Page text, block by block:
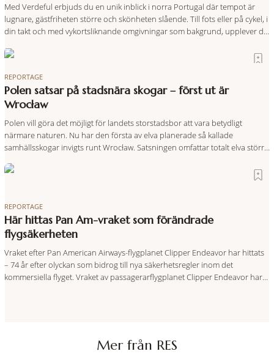
Med Verdeful erbjuds du en unik inblick i norra Portugal där tempot är
lugnare, gästfriheten större och skönheten slående. Till fots eller på cykel, i
din takt och med vykortsliknande omgivningar som bakgrund, upplever du
och sagolika landskap – detta är slow travel när det
REPORTAGE
Polen satsar på stadsnära skogar – först ut är
Wrocław
Polen vill göra det möjligt för landets storstadsbor att vara betydligt
närmare naturen. Nu har den första av elva planerade så kallade
samhällsskogar invigts runt Wrocław. Satsningen omfattar totalt elva större
direkt anslutning till urbana miljöer. Tanken är att fler människor ska kunna
REPORTAGE
Här hittas Pan Am-vraket som förändrade
flygsäkerheten
Vraket efter Pan American Airways-flygplanet Clipper Endeavor har hittats
– 74 år efter olyckan som bidrog till nya säkerhetsregler inom det
kommersiella flyget. Vraket av passagerarflygplanet Clipper Endeavor har
Mer från RES